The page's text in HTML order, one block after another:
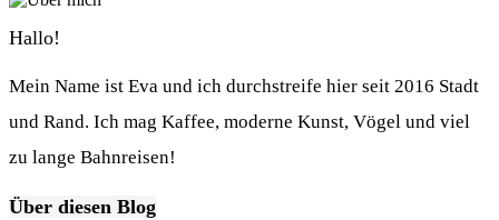
Hallo!
Mein Name ist Eva und ich durchstreife hier seit 2016 Stadt
und Rand. Ich mag Kaffee, moderne Kunst, Vögel und viel
zu lange Bahnreisen!
Über diesen Blog